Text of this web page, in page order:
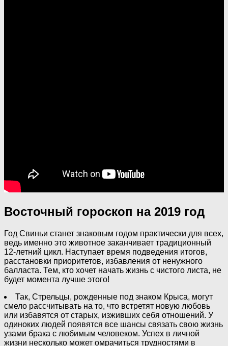
Восточный гороскоп на 2019 год
Год Свиньи станет знаковым годом практически для всех,
ведь именно это животное заканчивает традиционный
12-летний цикл. Наступает время подведения итогов,
расстановки приоритетов, избавления от ненужного
балласта. Тем, кто хочет начать жизнь с чистого листа, не
будет момента лучше этого!
Так, Стрельцы, рожденные под знаком Крыса, могут
смело рассчитывать на то, что встретят новую любовь
или избавятся от старых, изживших себя отношений. У
одиноких людей появятся все шансы связать свою жизнь
узами брака с любимым человеком. Успех в личной
жизни несколько может омрачиться трудностями в